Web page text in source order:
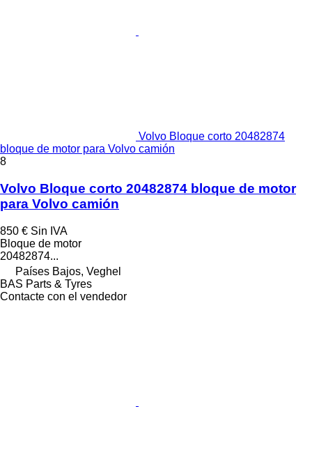
Volvo Bloque corto 20482874
bloque de motor para Volvo camión
8
Volvo Bloque corto 20482874 bloque de motor
para Volvo camión
850 € Sin IVA
Bloque de motor
20482874...
Países Bajos, Veghel
BAS Parts & Tyres
Contacte con el vendedor